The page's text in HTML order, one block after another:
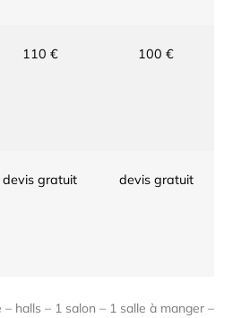
110 € 100 €
devis gratuit devis gratuit
halls – 1 salon – 1 salle à manger –